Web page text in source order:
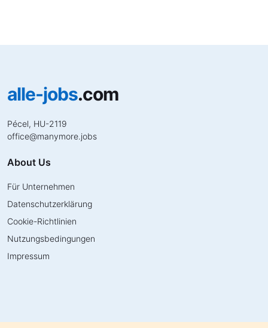
alle-jobs.com
Pécel, HU-2119
office@manymore.jobs
About Us
Für Unternehmen
Datenschutzerklärung
Cookie-Richtlinien
Nutzungsbedingungen
Impressum